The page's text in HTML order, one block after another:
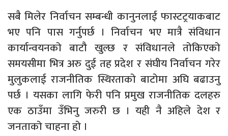
सबै मिलेर निर्वाचन सम्बन्धी कानुनलाई फास्टट्रयाकबाट
भए पनि पास गर्नुपर्छ । निर्वाचन भए मात्रै संविधान
कार्यान्वयनको बाटौ खुल्छ र संविधानले तोकिएको
समयसीमा भित्र अरु दुई तह प्रदेश र संघीय निर्वाचन गरेर
मुलुकलाई राजनीतिक स्थिरताको बाटोमा अघि बढाउनु
पर्छ । यसका लागि फेरी पनि प्रमुख राजनीतिक दलहरु
एक ठाउँमा उँभिनु जरुरी छ । यही नै अहिले देश र
जनताको चाहना हो ।